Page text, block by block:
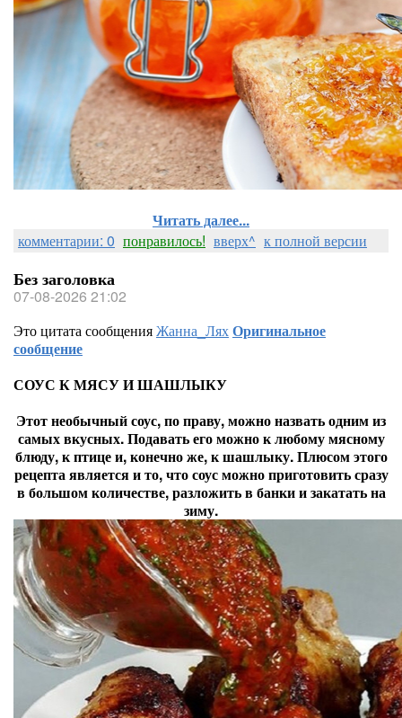
Читать далее...
комментарии: 0 понравилось! вверх^ к полной версии
Без заголовка
07-08-2026 21:02
Это цитата сообщенияЖанна_ЛяхОригинальное
сообщение
СОУС К МЯСУ И ШАШЛЫКУ
Этот необычный соус, по праву, можно назвать одним из
самых вкусных. Подавать его можно к любому мясному
блюду, к птице и, конечно же, к шашлыку. Плюсом этого
рецепта является и то, что соус можно приготовить сразу
в большом количестве, разложить в банки и закатать на
зиму.